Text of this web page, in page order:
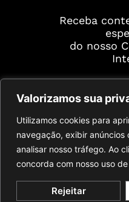
Valorizamos sua
Utilizamos cookies para
navegação, exibir
analisar nosso tráfego. Ao
concorda com nosso uso
Rejeitar
Receba
do nosso
© 2026 Cescon. Todos os